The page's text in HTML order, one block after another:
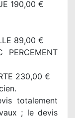
190,00 €
89,00 €
PERCEMENT
230,00 €
totalement
; le devis